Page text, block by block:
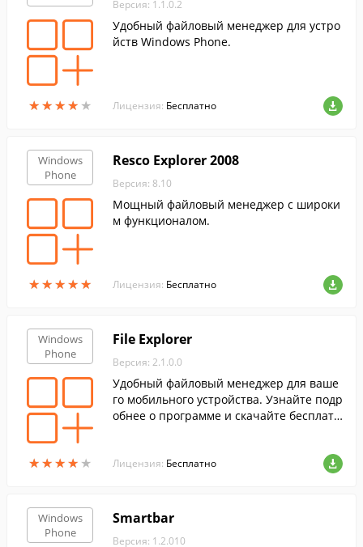
★★★★ ★
★★★★ ★
Версия: 1.1.0.2
Удобный файловый менеджер для устро
йств Windows Phone.
Лицензия: Бесплатно
Windows
Phone
★★★★★
★★★★★
Resco Explorer 2008
Версия: 8.10
Мощный файловый менеджер с широки
м функционалом.
Лицензия: Бесплатно
Windows
Phone
★★★★ ★
★★★★ ★
File Explorer
Версия: 2.1.0.0
Удобный файловый менеджер для ваше
го мобильного устройства. Узнайте подр
обнее о программе и скачайте бесплатн
Лицензия: Бесплатно
Windows
Phone
Smartbar
Версия: 1.2.010